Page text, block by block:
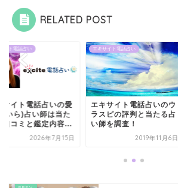
RELATED POST
イト電話占い
サイト電話占いの愛
いら)占い師は当た
口コミと鑑定内容...
2026年7月15日
エキサイト電話占い
エキサイト電話占いのウ
ラスピの評判と当たる占
い師を調査！
2019年11月6日